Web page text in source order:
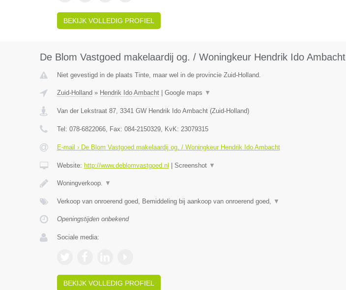
BEKIJK VOLLEDIG PROFIEL
De Blom Vastgoed makelaardij og. / Woningkeur Hendrik Ido Ambacht
Niet gevestigd in de plaats Tinte, maar wel in de provincie Zuid-Holland.
Zuid-Holland » Hendrik Ido Ambacht| Google maps ▼
Van der Lekstraat 87, 3341 GW Hendrik Ido Ambacht(Zuid-Holland)
Tel: 078-6822066, Fax: 084-2150329, KvK: 23079315
E-mail › De Blom Vastgoed makelaardij og. / Woningkeur Hendrik Ido Ambacht
Website: http://www.deblomvastgoed.nl Screenshot ▼
Woningverkoop. ▼
Verkoop van onroerend goed, Bemiddeling bij aankoop van onroerend goed, ▼
Openingstijden onbekend
Sociale media:
BEKIJK VOLLEDIG PROFIEL